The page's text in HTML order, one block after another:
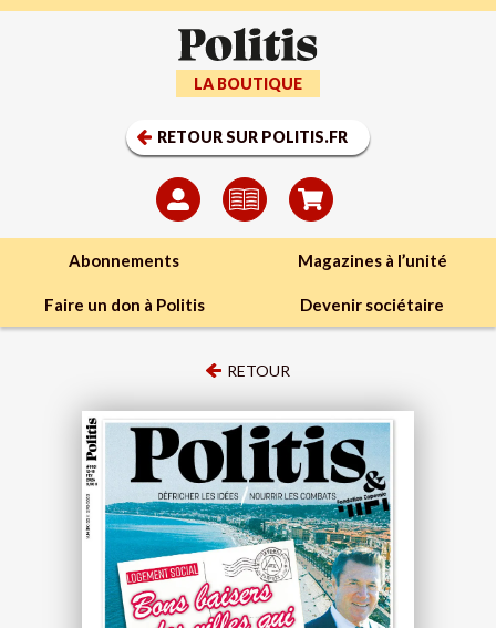
RETOUR SUR POLITIS.FR
LA BOUTIQUE
Abonnements Magazines à l’unité
Faire un don à Politis Devenir sociétaire
RETOUR